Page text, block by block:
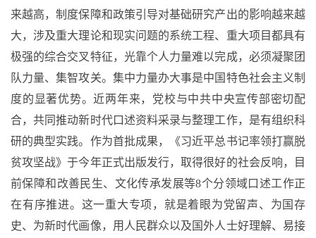
来越高，制度保障和政策引导对基础研究产出的影响越来越
大，涉及重大理论和现实问题的系统工程、重大项目都具有
极强的综合交叉特征，光靠个人力量难以完成，必须凝聚团
队力量、集智攻关。集中力量办大事是中国特色社会主义制
度的显著优势。近两年来，党校与中共中央宣传部密切配
合，共同推动新时代口述资料采录与整理工作，是有组织科
研的典型实践。作为首批成果，《习近平总书记率领打赢脱
贫攻坚战》于今年正式出版发行，取得很好的社会反响，目
前保障和改善民生、文化传承发展等8个分领域口述工作正
在有序推进。这一重大专项，就是着眼为党留声、为国存
史、为新时代画像，用人民群众以及国外人士好理解、易接